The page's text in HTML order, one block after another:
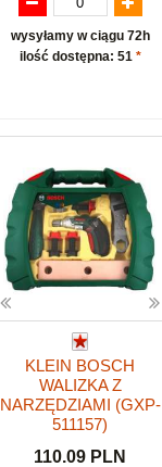
wysyłamy w ciągu 72h
ilość dostępna: 51 *
KLEIN BOSCH
WALIZKA Z
NARZĘDZIAMI (GXP-
511157)
110.09 PLN